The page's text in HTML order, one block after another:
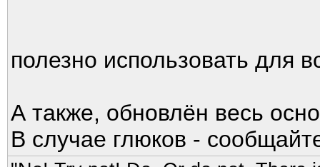
полезно использовать для
А также, обновлён весь
В случае глюков -